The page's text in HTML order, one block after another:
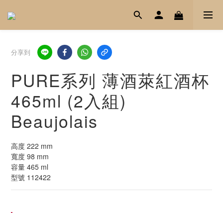
分享到
PURE系列 薄酒萊紅酒杯
465ml (2入組)
Beaujolais
高度 222 mm
寬度 98 mm
容量 465 ml
型號 112422